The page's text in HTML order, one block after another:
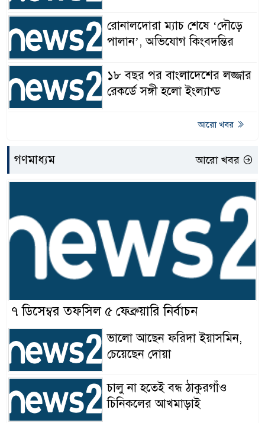
রোনালদোরা ম্যাচ শেষে ‘দৌড়ে
পালান’, অভিযোগ কিংবদন্তির
১৮ বছর পর বাংলাদেশের লজ্জার
রেকর্ডে সঙ্গী হলো ইংল্যান্ড
আরো খবর
গণমাধ্যম আরো খবর
৭ ডিসেম্বর তফসিল ৫ ফেব্রুয়ারি নির্বাচন
ভালো আছেন ফরিদা ইয়াসমিন,
চেয়েছেন দোয়া
চালু না হতেই বন্ধ ঠাকুরগাঁও
চিনিকলের আখমাড়াই